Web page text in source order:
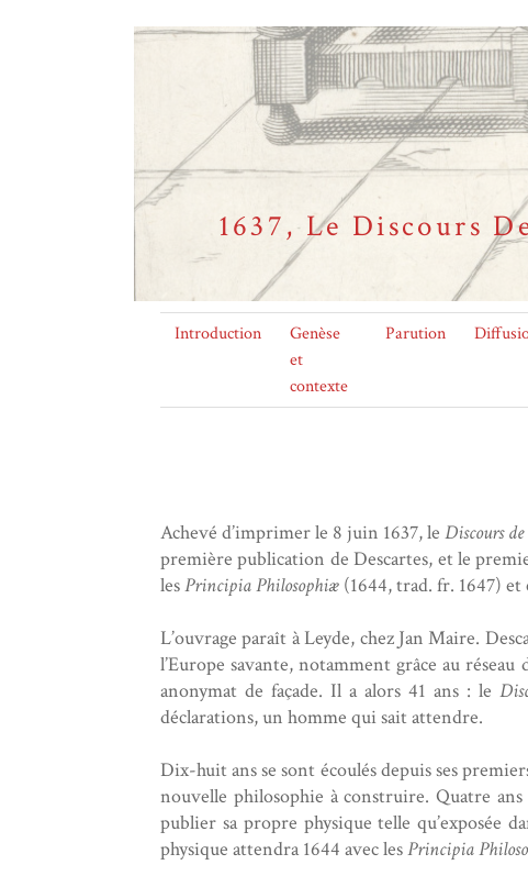
1637, Le Discours
Introduction
Genèse
et
contexte
Parution
Achevé d’imprimer le 8 juin 1637, leDiscours
première publication de Descartes, et le
lesPrincipia Philosophiæ (1644, trad. fr. 1647)
L’ouvrage paraît à Leyde, chez Jan Maire.
l’Europe savante, notamment grâce au
anonymat de façade. Il a alors 41 ans : le
déclarations, un homme qui sait attendre.
Dix-huit ans se sont écoulés depuis ses
nouvelle philosophie à construire. Quatre
publier sa propre physique telle qu’exposée
physique attendra 1644 avec lesPrincipia